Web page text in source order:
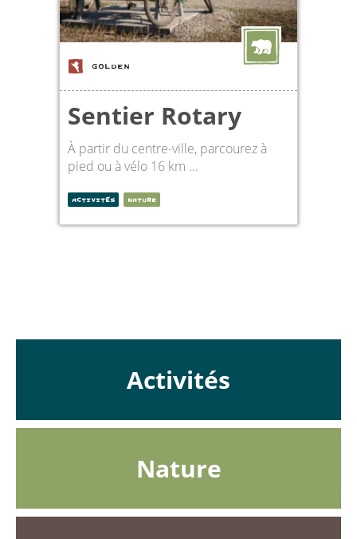
GOLDEN
Sentier Rotary
À partir du centre-ville, parcourez à
pied ou à vélo 16 km ...
ACTIVITÉS NATURE
Activités
Nature